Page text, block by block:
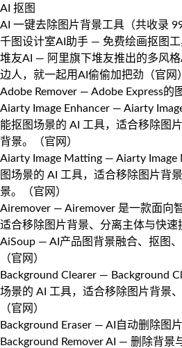
AI 抠图
AI 一键去除图片背景工具（共收录
千图设计室AI助手 — 免费绘画抠图工
堆友AI — 阿里旗下堆友推出的多风
边人，就一起用AI偷偷加把劲（官网 ）
Adobe Remover — Adobe Express的
Aiarty Image Enhancer — Aiarty
能抠图场景的 AI 工具，适合移除图
背景。（官网 ）
Aiarty Image Matting — Aiarty Image
图场景的 AI 工具，适合移除图片背
景。（官网 ）
Airemover — Airemover 是一款面向
适合移除图片背景、分离主体与快速
AiSoup — AI产品图背景融合、抠图
（官网 ）
Background Clearer — Background
场景的 AI 工具，适合移除图片背景
（官网 ）
Background Eraser — AI自动删除图
Background Remover AI — 删除背景